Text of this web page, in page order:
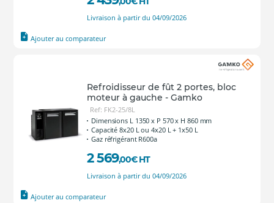
Livraison à partir du 04/09/2026
Ajouter au comparateur
Refroidisseur de fût 2 portes, bloc
moteur à gauche - Gamko
Ref: FK2-25/8L
Dimensions L 1350 x P 570 x H 860 mm
Capacité 8x20 L ou 4x20 L + 1x50 L
Gaz réfrigérant R600a
2 569,00€ HT
Livraison à partir du 04/09/2026
Ajouter au comparateur